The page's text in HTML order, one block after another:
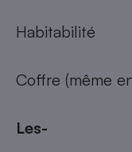
Habitabilité
Coffre (même
Les-